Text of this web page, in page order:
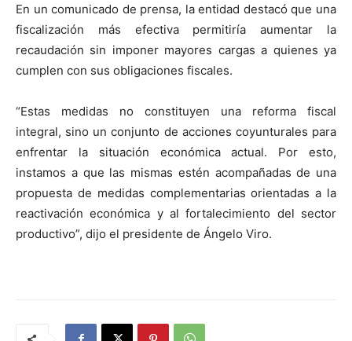
En un comunicado de prensa, la entidad destacó que una
fiscalización más efectiva permitiría aumentar la
recaudación sin imponer mayores cargas a quienes ya
cumplen con sus obligaciones fiscales.
“Estas medidas no constituyen una reforma fiscal
integral, sino un conjunto de acciones coyunturales para
enfrentar la situación económica actual. Por esto,
instamos a que las mismas estén acompañadas de una
propuesta de medidas complementarias orientadas a la
reactivación económica y al fortalecimiento del sector
productivo”, dijo el presidente de Ángelo Viro.